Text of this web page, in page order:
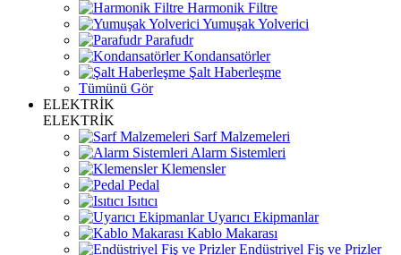
Harmonik Filtre
Yumuşak Yolverici
Parafudr
Kondansatörler
Şalt Haberleşme
Tümünü Gör
ELEKTRİK
ELEKTRİK
Sarf Malzemeleri
Alarm Sistemleri
Klemensler
Pedal
Isıtıcı
Uyarıcı Ekipmanlar
Kablo Makarası
Endüstriyel Fiş ve Prizler